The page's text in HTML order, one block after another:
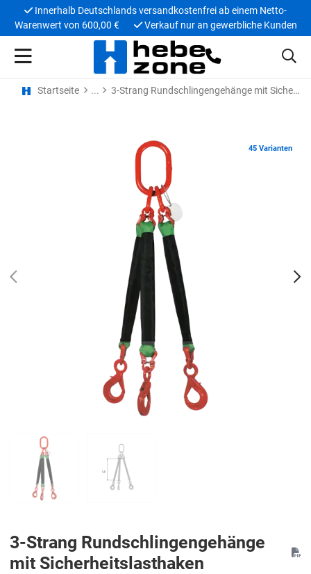
Innerhalb Deutschlands versandkostenfrei ab einem Netto-
Warenwert von 600,00 €
Verkauf nur an gewerbliche Kunden
Startseite 3-Strang Rundschlingengehänge mit Sicherheitslasthaken
45 Varianten
3-Strang Rundschlingengehänge
mit Sicherheitslasthaken